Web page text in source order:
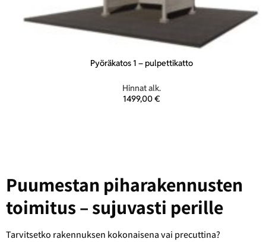
Pyöräkatos 1 – pulpettikatto
Hinnat alk.
1499,00€
Puumestan piharakennusten
toimitus – sujuvasti perille
Tarvitsetko rakennuksen kokonaisena vai precuttina?